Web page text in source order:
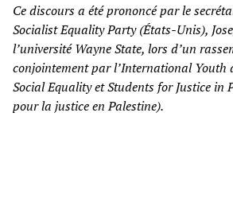
Ce discours a été prononcé par le
Socialist Equality Party (États-Unis),
l’université Wayne State, lors d’un
conjointement par l’International Youth
Social Equality et Students for Justice in
pour la justice en Palestine).